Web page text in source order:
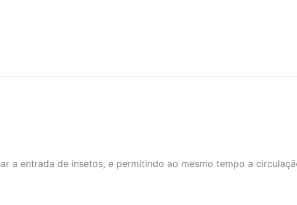
a entrada de insetos, e permitindo ao mesmo tempo a